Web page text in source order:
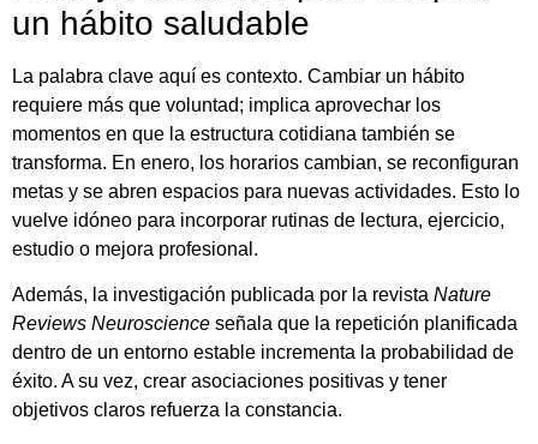
un hábito saludable
La palabra clave aquí es contexto. Cambiar un hábito
requiere más que voluntad; implica aprovechar los
momentos en que la estructura cotidiana también se
transforma. En enero, los horarios cambian, se reconfiguran
metas y se abren espacios para nuevas actividades. Esto lo
vuelve idóneo para incorporar rutinas de lectura, ejercicio,
estudio o mejora profesional.
Además, la investigación publicada por la revista Nature
Reviews Neuroscience señala que la repetición planificada
dentro de un entorno estable incrementa la probabilidad de
éxito. A su vez, crear asociaciones positivas y tener
objetivos claros refuerza la constancia.